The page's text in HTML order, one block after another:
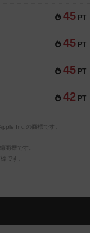
45 PT
45 PT
45 PT
42 PT
Inc.の商標です。
商標です。
です。